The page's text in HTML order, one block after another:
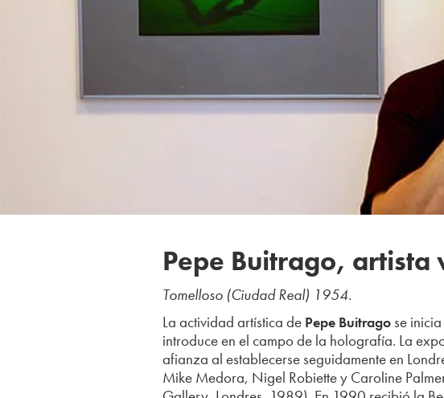
Pepe Buitrago, artista
Tomelloso (Ciudad Real) 1954.
La actividad artística de Pepe Buitragose inicia
introduce en el campo de la holografía. La
afianza al establecerse seguidamente en
Mike Medora, Nigel Robiette y Caroline